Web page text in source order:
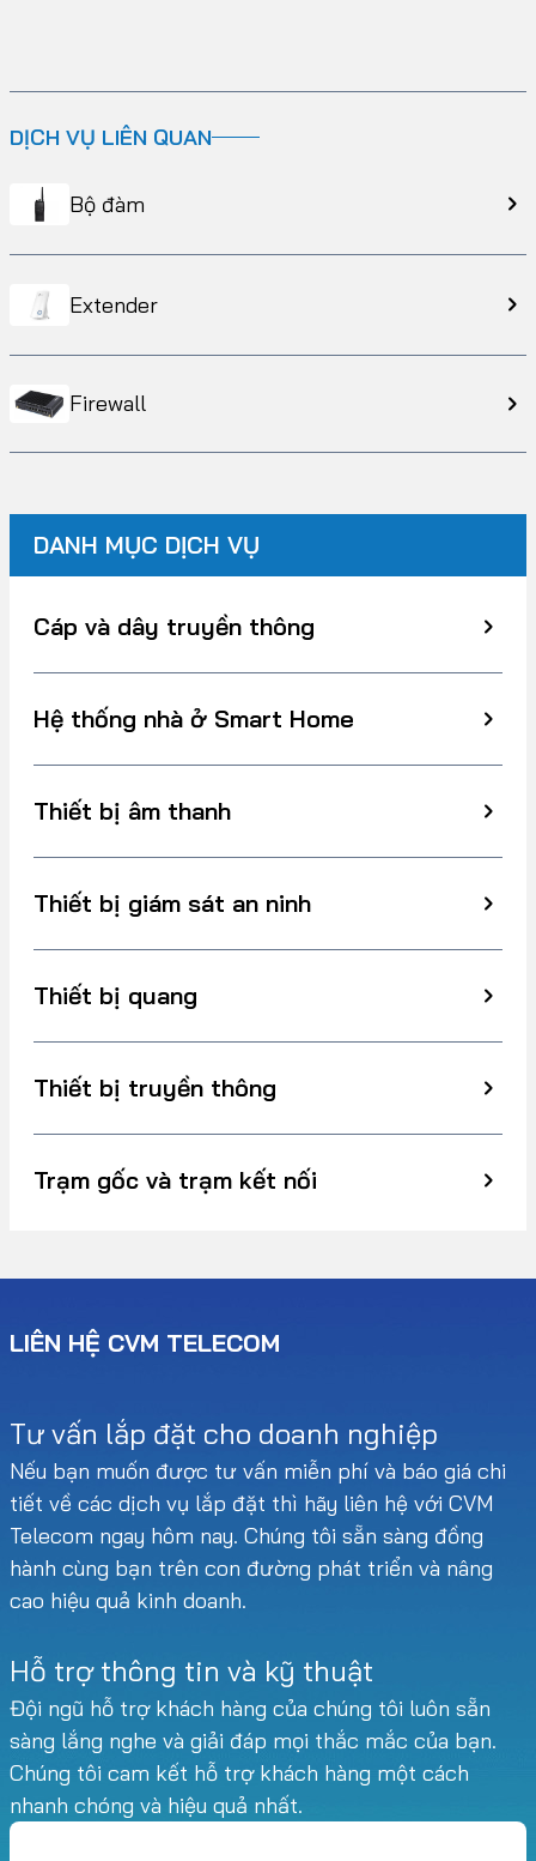
DỊCH VỤ LIÊN QUAN
Bộ đàm
Extender
Firewall
DANH MỤC DỊCH VỤ
Cáp và dây truyền thông
Hệ thống nhà ở Smart Home
Thiết bị âm thanh
Thiết bị giám sát an ninh
Thiết bị quang
Thiết bị truyền thông
Trạm gốc và trạm kết nối
LIÊN HỆ CVM TELECOM
Tư vấn lắp đặt cho doanh nghiệp
Nếu bạn muốn được tư vấn miễn phí và báo giá chi
tiết về các dịch vụ lắp đặt thì hãy liên hệ với CVM
Telecom ngay hôm nay. Chúng tôi sẵn sàng đồng
hành cùng bạn trên con đường phát triển và nâng
cao hiệu quả kinh doanh.
Hỗ trợ thông tin và kỹ thuật
Đội ngũ hỗ trợ khách hàng của chúng tôi luôn sẵn
sàng lắng nghe và giải đáp mọi thắc mắc của bạn.
Chúng tôi cam kết hỗ trợ khách hàng một cách
nhanh chóng và hiệu quả nhất.